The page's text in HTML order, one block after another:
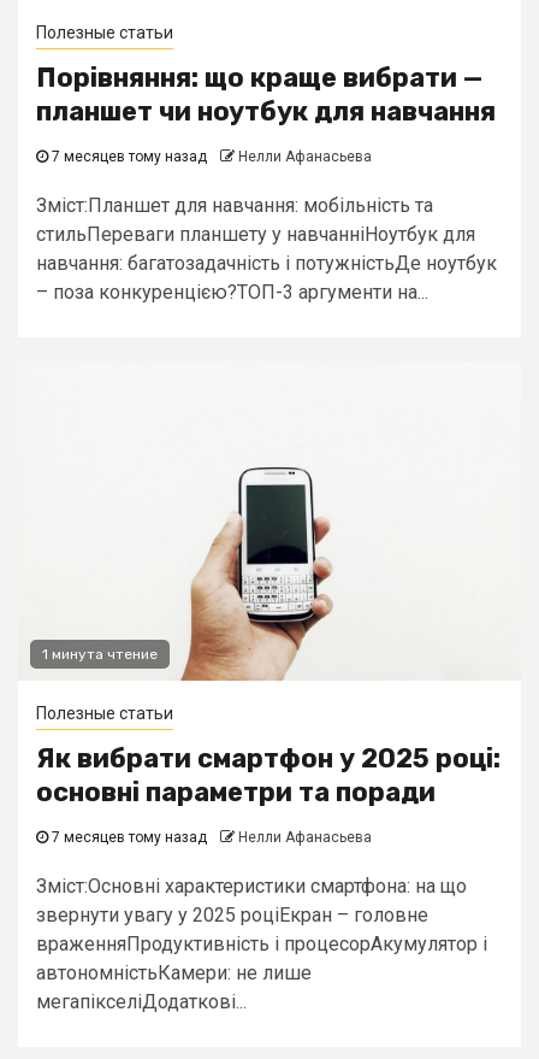
Полезные статьи
Порівняння: що краще вибрати —
планшет чи ноутбук для навчання
7 месяцев тому назад Нелли Афанасьева
Зміст:Планшет для навчання: мобільність та
стильПереваги планшету у навчанніНоутбук для
навчання: багатозадачність і потужністьДе ноутбук
– поза конкуренцією?ТОП-3 аргументи на...
1 минута чтение
Полезные статьи
Як вибрати смартфон у 2025 році:
основні параметри та поради
7 месяцев тому назад Нелли Афанасьева
Зміст:Основні характеристики смартфона: на що
звернути увагу у 2025 роціЕкран – головне
враженняПродуктивність і процесорАкумулятор і
автономністьКамери: не лише
мегапікселіДодаткові...